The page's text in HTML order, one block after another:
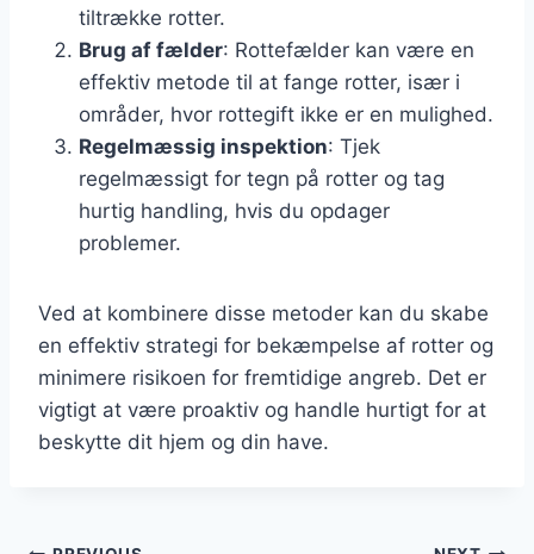
tiltrække rotter.
Brug af fælder: Rottefælder kan være en
effektiv metode til at fange rotter, især i
områder, hvor rottegift ikke er en mulighed.
Regelmæssig inspektion: Tjek
regelmæssigt for tegn på rotter og tag
hurtig handling, hvis du opdager
problemer.
Ved at kombinere disse metoder kan du skabe
en effektiv strategi for bekæmpelse af rotter og
minimere risikoen for fremtidige angreb. Det er
vigtigt at være proaktiv og handle hurtigt for at
beskytte dit hjem og din have.